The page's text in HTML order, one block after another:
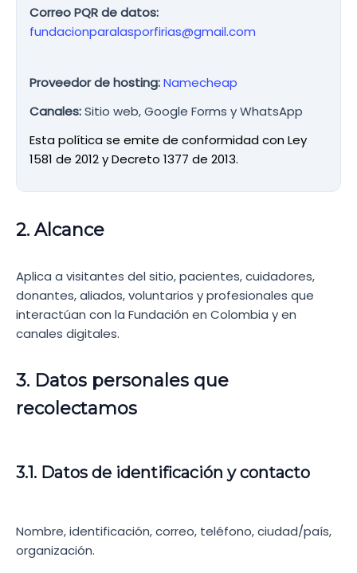
Correo PQR de datos:
fundacionparalasporfirias@gmail.com
Proveedor de hosting:Namecheap
Canales:Sitio web, Google Forms y WhatsApp
Esta política se emite de conformidad con Ley
1581 de 2012 y Decreto 1377 de 2013.
2. Alcance
Aplica a visitantes del sitio, pacientes, cuidadores,
donantes, aliados, voluntarios y profesionales que
interactúan con la Fundación en Colombia y en
canales digitales.
3. Datos personales que
recolectamos
3.1. Datos de identificación y contacto
Nombre, identificación, correo, teléfono, ciudad/país,
organización.